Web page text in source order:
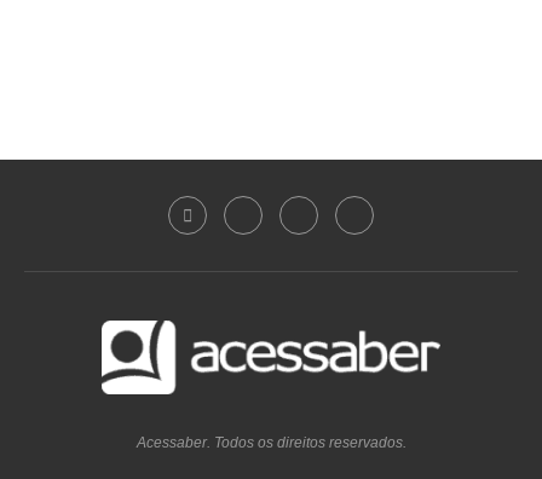
Acessaber. Todos os direitos reservados.